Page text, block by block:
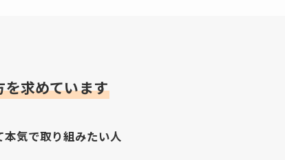
を求めています
気で取り組みたい人